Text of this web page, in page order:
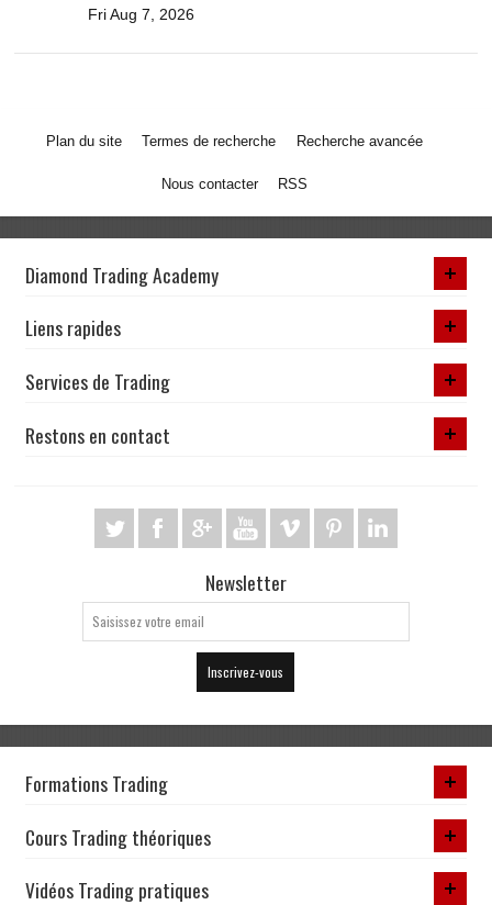
Fri Aug 7, 2026
Plan du site Termes de recherche Recherche avancée
Nous contacter RSS
Diamond Trading Academy
Liens rapides
Services de Trading
Restons en contact
Newsletter
Inscrivez-vous
Formations Trading
Cours Trading théoriques
Vidéos Trading pratiques